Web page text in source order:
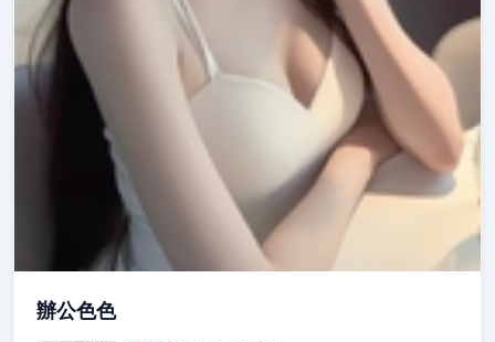
辦公色色